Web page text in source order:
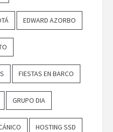
EDWARD AZORBO
FIESTAS EN BARCO
GRUPO DIA
HOSTING SSD